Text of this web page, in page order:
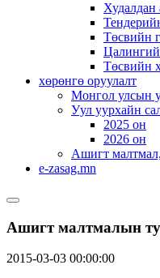
Худалдан
Төсвийн
Төсвийн
хөрөнгө оруулалт
Монгол улсын
Уул уурхайн
2025 он
2026 он
Ашигт
e-zasag.mn
Ашигт малтмалын
2015-03-03 00:00:00